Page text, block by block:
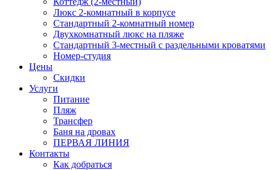
Люкс 2-комнатный в корпусе
Cтандартный 2-комнатный номер
Двухкомнатный люкс на пляже
Стандартный 3-местный с раздельными кроватями
Номер-студия
Цены
Скидки
Услуги
Питание
Пляж
Трансфер
Баня на дровах
ПЕРВАЯ ЛИНИЯ
Контакты
Как добраться